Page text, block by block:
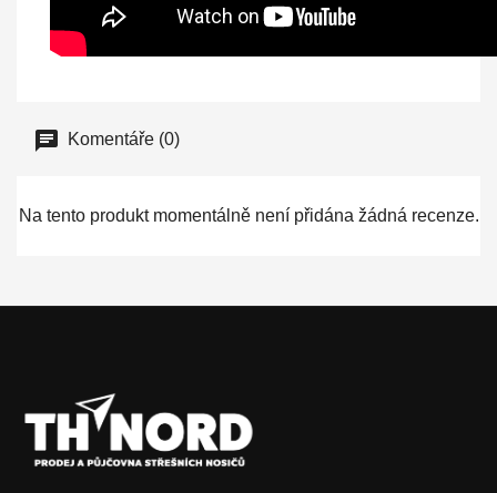
Komentáře (0)
Na tento produkt momentálně není přidána žádná recenze.